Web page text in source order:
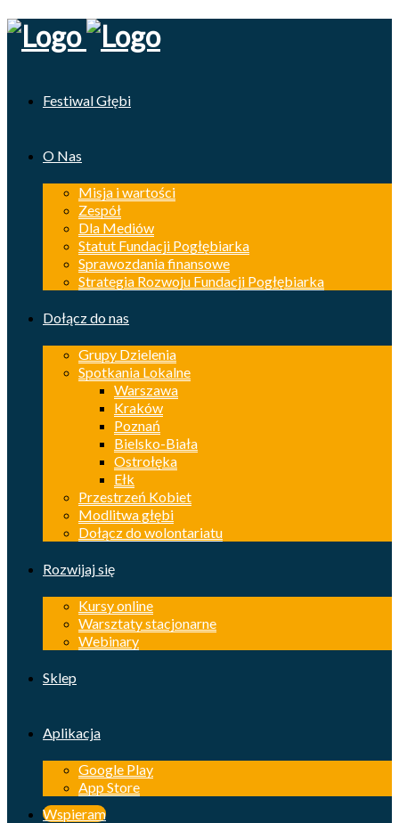
Festiwal Głębi
O Nas
Misja i wartości
Zespół
Dla Mediów
Statut Fundacji Pogłębiarka
Sprawozdania finansowe
Strategia Rozwoju Fundacji Pogłębiarka
Dołącz do nas
Grupy Dzielenia
Spotkania Lokalne
Warszawa
Kraków
Poznań
Bielsko-Biała
Ostrołęka
Ełk
Przestrzeń Kobiet
Modlitwa głębi
Dołącz do wolontariatu
Rozwijaj się
Kursy online
Warsztaty stacjonarne
Webinary
Sklep
Aplikacja
Google Play
App Store
Wspieram